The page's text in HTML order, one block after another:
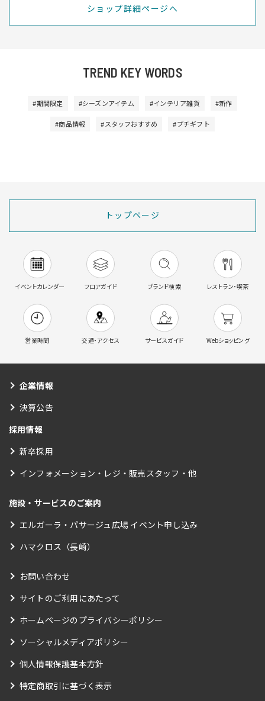
ショップ詳細ページへ
TREND KEY WORDS
#期間限定 #シーズンアイテム #インテリア雑貨 #新作
#商品情報 #スタッフおすすめ #プチギフト
トップページ
イベントカレンダー フロアガイド ブランド検索 レストラン・喫茶
営業時間 交通・アクセス サービスガイド Webショッピング
企業情報
決算公告
採用情報
新卒採用
インフォメーション・レジ・販売スタッフ・他
施設・サービスのご案内
エルガーラ・パサージュ広場 イベント申し込み
ハマクロス（長崎）
お問い合わせ
サイトのご利用にあたって
ホームページのプライバシーポリシー
ソーシャルメディアポリシー
個人情報保護基本方針
特定商取引に基づく表示